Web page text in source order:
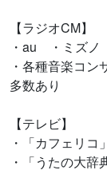
【ラジオCM】
・au ・ミズ
・各種音楽コ
多数あり
【テレビ】
・「カフェリコ
・「うたの大辞